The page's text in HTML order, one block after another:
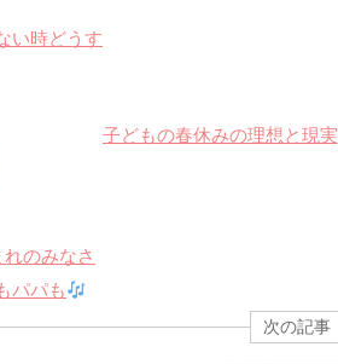
い時どうす
れのみなさ
パパも
子どもの春休みの理想と現実
次の記事